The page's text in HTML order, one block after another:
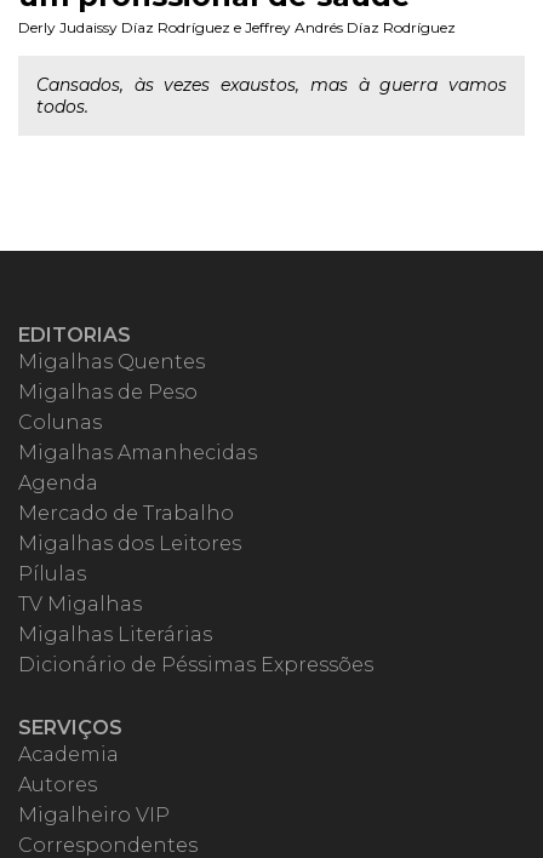
Derly Judaissy Díaz Rodríguez e Jeffrey Andrés Díaz Rodríguez
Cansados, às vezes exaustos, mas à guerra vamos
todos.
EDITORIAS
Migalhas Quentes
Migalhas de Peso
Colunas
Migalhas Amanhecidas
Agenda
Mercado de Trabalho
Migalhas dos Leitores
Pílulas
TV Migalhas
Migalhas Literárias
Dicionário de Péssimas Expressões
SERVIÇOS
Academia
Autores
Migalheiro VIP
Correspondentes